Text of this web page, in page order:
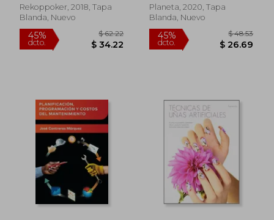
45%
dcto. $ 15.39
45%
dcto.
Rekoppoker, 2018, Tapa
Blanda, Nuevo
Planeta, 2020, Tapa
Blanda, Nuevo